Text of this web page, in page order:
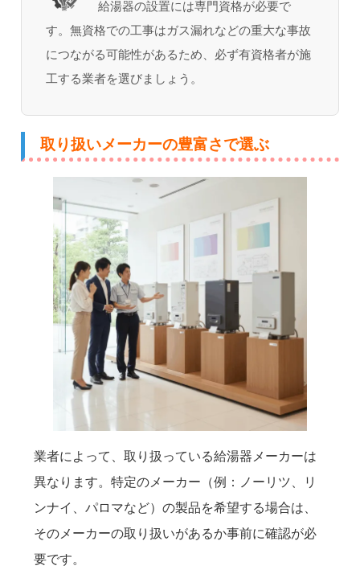
給湯器の設置には専門資格が必要で
す。無資格での工事はガス漏れなどの重大な事故
につながる可能性があるため、必ず有資格者が施
工する業者を選びましょう。
取り扱いメーカーの豊富さで選ぶ
業者によって、取り扱っている給湯器メーカーは
異なります。特定のメーカー（例：ノーリツ、リ
ンナイ、パロマなど）の製品を希望する場合は、
そのメーカーの取り扱いがあるか事前に確認が必
要です。